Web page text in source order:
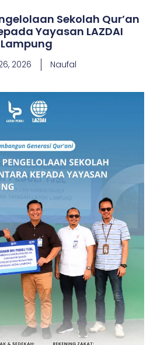
Sekolah Qur’an
Yayasan LAZDAI
Lampung
2026 Naufal